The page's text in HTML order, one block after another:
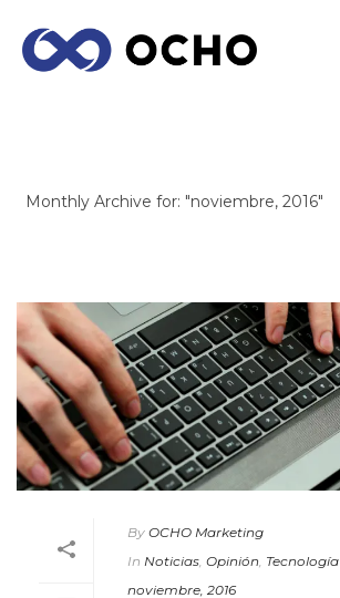
Monthly Archive for: "noviembre, 2016"
By OCHO Marketing
In Noticias Opinión Tecnología
noviembre, 2016